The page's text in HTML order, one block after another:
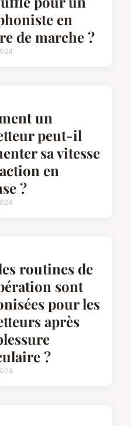
en
de marche ?
un
peut-il
sa vitesse
en
?
routines de
sont
pour les
après
?